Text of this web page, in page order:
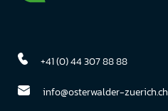
+41 (0) 44 307 88 88
info@osterwalder-zuerich.ch